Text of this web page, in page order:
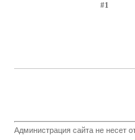
#1
Администрация сайта не несет